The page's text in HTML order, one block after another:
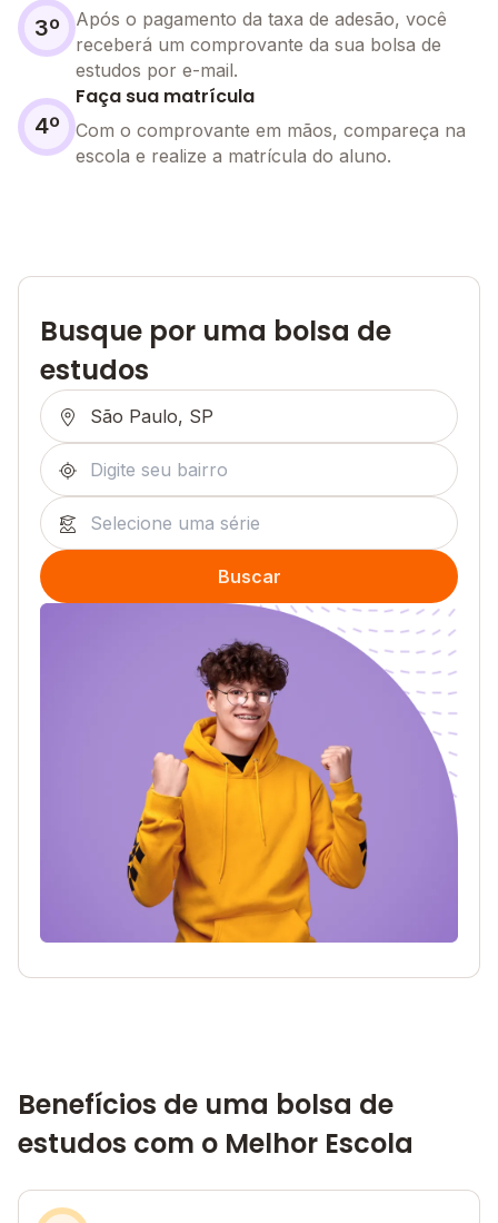
3º
Após o pagamento da taxa de adesão, você
receberá um comprovante da sua bolsa de
estudos por e-mail.
4º
Faça sua matrícula
Com o comprovante em mãos, compareça na
escola e realize a matrícula do aluno.
Busque por uma bolsa de
estudos
Buscar
Benefícios de uma bolsa de
estudos com o Melhor Escola